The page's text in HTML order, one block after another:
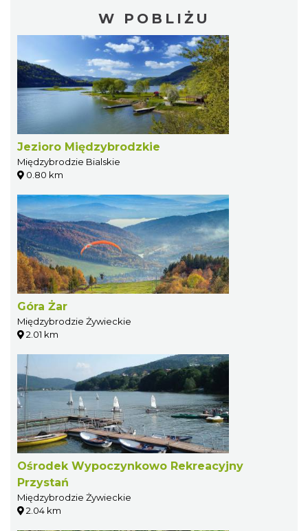
W POBLIŻU
Jezioro Międzybrodzkie
Międzybrodzie Bialskie
0.80 km
Góra Żar
Międzybrodzie Żywieckie
2.01 km
Ośrodek Wypoczynkowo Rekreacyjny
Przystań
Międzybrodzie Żywieckie
2.04 km